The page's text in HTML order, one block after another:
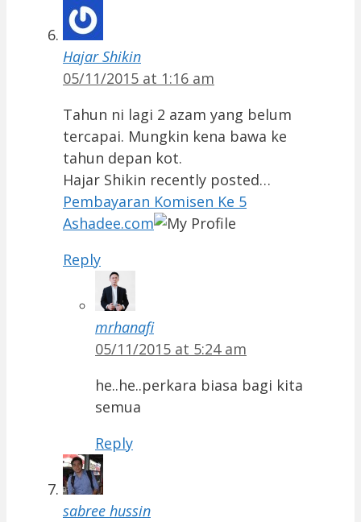
Hajar Shikin
05/11/2015 at 1:16 am
Tahun ni lagi 2 azam yang belum
tercapai. Mungkin kena bawa ke
tahun depan kot.
Hajar Shikin recently posted…
Pembayaran Komisen Ke 5
Ashadee.com
Reply
mrhanafi
05/11/2015 at 5:24 am
he..he..perkara biasa bagi kita
semua
Reply
sabree hussin